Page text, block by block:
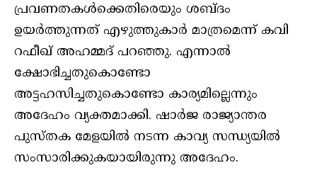
പ്രവണതകൾക്കെതിരെയും ശബ്ദം
ഉയർത്തുന്നത് എഴുത്തുകാർ മാത്രമെന്ന് കവി
റഫീഖ് അഹമ്മദ് പറഞ്ഞു. എന്നാൽ
ക്ഷോഭിച്ചതുകൊണ്ടോ
അട്ടഹസിച്ചതുകൊണ്ടോ കാര്യമില്ലെന്നും
അദേഹം വ്യക്തമാക്കി. ഷാർജ രാജ്യാന്തര
പുസ്തക മേളയിൽ നടന്ന കാവ്യ സന്ധ്യയിൽ
സംസാരിക്കുകയായിരുന്നു അദേഹം.